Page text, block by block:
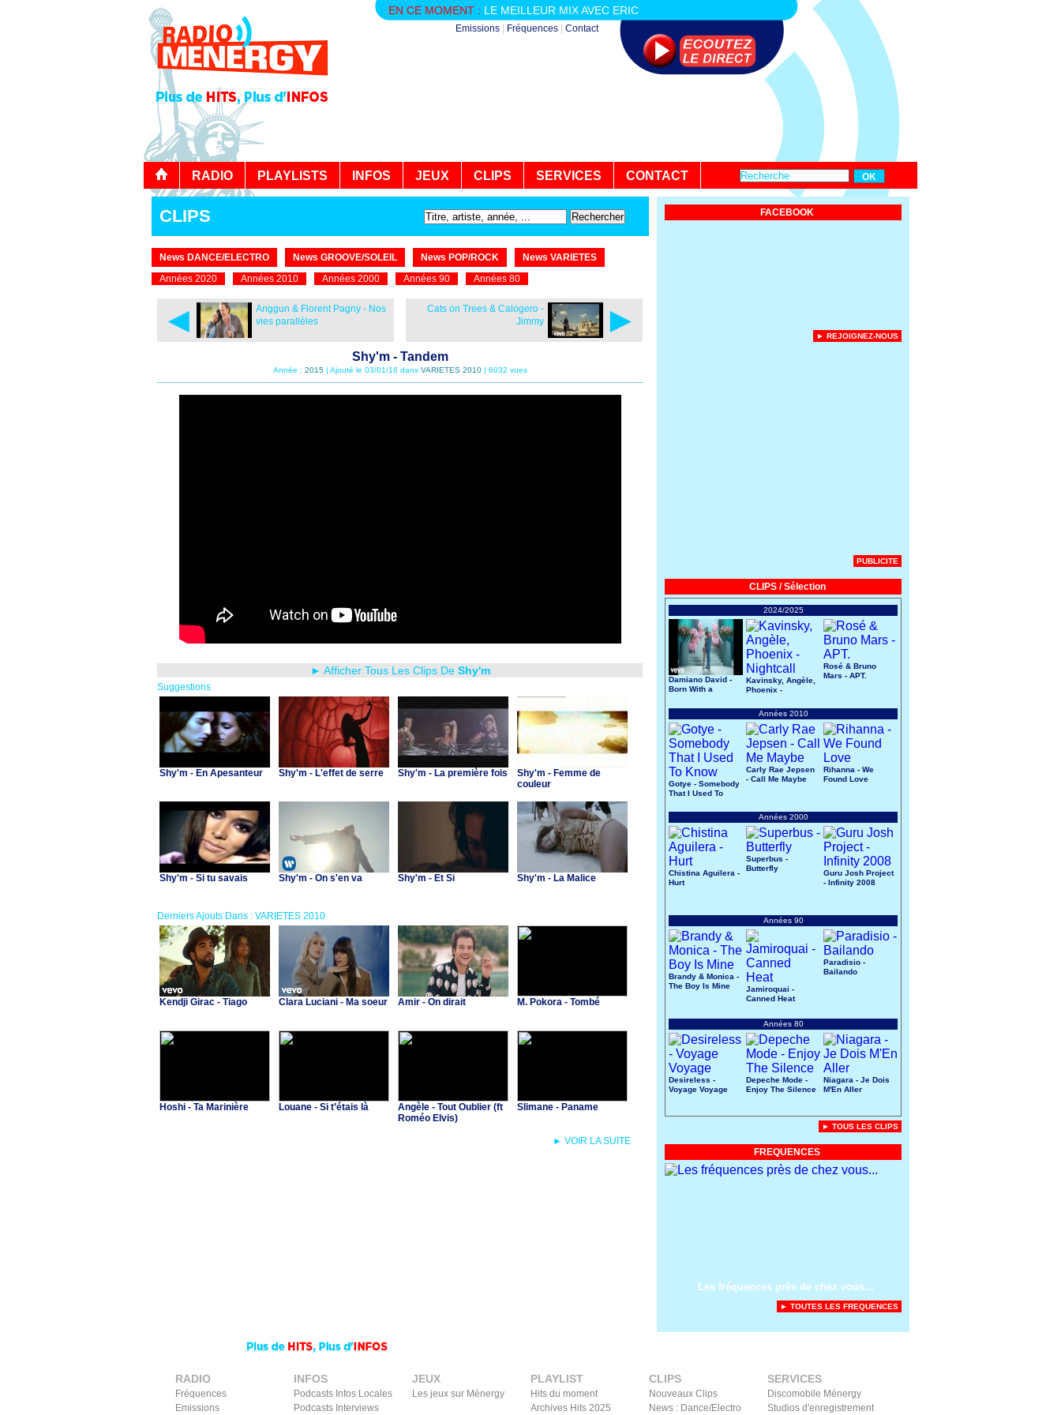
EN CE MOMENT : LE MEILLEUR MIX AVEC ERIC
Emissions Fréquences Contact
RADIO PLAYLISTS INFOS JEUX CLIPS SERVICES CONTACT
CLIPS
News DANCE/ELECTRO News GROOVE/SOLEIL News POP/ROCK
News VARIETES
Années 2020
Années 2010 Années 2000 Années 90 Années 80
◄
Anggun & Florent Pagny - Nos
vies parallèles
►
Cats on Trees & Calogero -
Jimmy
Shy'm - Tandem
Année : 2015| Ajouté le 03/01/16 dans VARIETES 2010| 6032 vues
► Afficher Tous Les Clips De Shy'm
Suggestions
Shy'm - En Apesanteur Shy'm - L'effet de serre Shy'm - La première fois
Shy'm - Femme de
couleur
Shy'm - Si tu savais Shy'm - On s'en va Shy'm - Et Si Shy'm - La Malice
Derniers Ajouts Dans : VARIETES 2010
Kendji Girac - Tiago Clara Luciani - Ma soeur Amir - On dirait M. Pokora - Tombé
Hoshi - Ta Marinière Louane - Si t’étais là
Angèle - Tout Oublier (ft
Roméo Elvis)
Slimane - Paname
► VOIR LA SUITE
FACEBOOK
► REJOIGNEZ-NOUS
PUBLICITE
CLIPS / Sélection
2024/2025
Damiano David -
Born With a
Kavinsky, Angèle,
Phoenix -
Rosé & Bruno
Mars - APT.
Années 2010
Gotye - Somebody
That I Used To
Carly Rae Jepsen
- Call Me Maybe
Rihanna - We
Found Love
Années 2000
Chistina Aguilera -
Hurt
Superbus -
Butterfly
Guru Josh Project
- Infinity 2008
Années 90
Brandy & Monica -
The Boy Is Mine
Jamiroquai -
Canned Heat
Paradisio -
Bailando
Années 80
Desireless -
Voyage Voyage
Depeche Mode -
Enjoy The Silence
Niagara - Je Dois
M'En Aller
► TOUS LES CLIPS
FREQUENCES
Les fréquences près de chez vous...
► TOUTES LES FREQUENCES
RADIO
Fréquences
Emissions
INFOS
Podcasts Infos Locales
Podcasts Interviews
JEUX
Les jeux sur Ménergy
PLAYLIST
Hits du moment
Archives Hits 2025
CLIPS
Nouveaux Clips
News : Dance/Electro
SERVICES
Discomobile Ménergy
Studios d'enregistrement